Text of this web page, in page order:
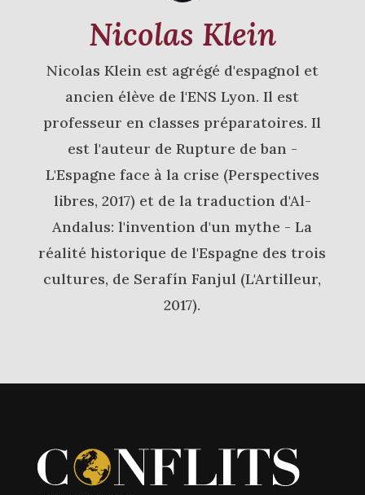
Nicolas Klein
Nicolas Klein est agrégé d'espagnol et
ancien élève de l'ENS Lyon. Il est
professeur en classes préparatoires. Il
est l'auteur de Rupture de ban -
L'Espagne face à la crise (Perspectives
libres, 2017) et de la traduction d'Al-
Andalus: l'invention d'un mythe - La
réalité historique de l'Espagne des trois
cultures, de Serafín Fanjul (L'Artilleur,
2017).